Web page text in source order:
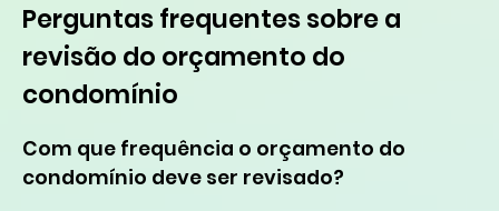
Perguntas frequentes sobre a
revisão do orçamento do
condomínio
Com que frequência o orçamento do
condomínio deve ser revisado?